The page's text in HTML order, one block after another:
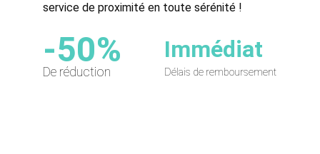
service de proximité en toute sérénité !
-50%
De réduction
Immédiat
Délais de remboursement